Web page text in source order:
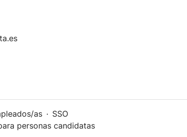
as · SSO
personas candidatas